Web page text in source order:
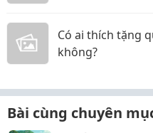
Có ai thích tặng
không?
Bài cùng chuyên